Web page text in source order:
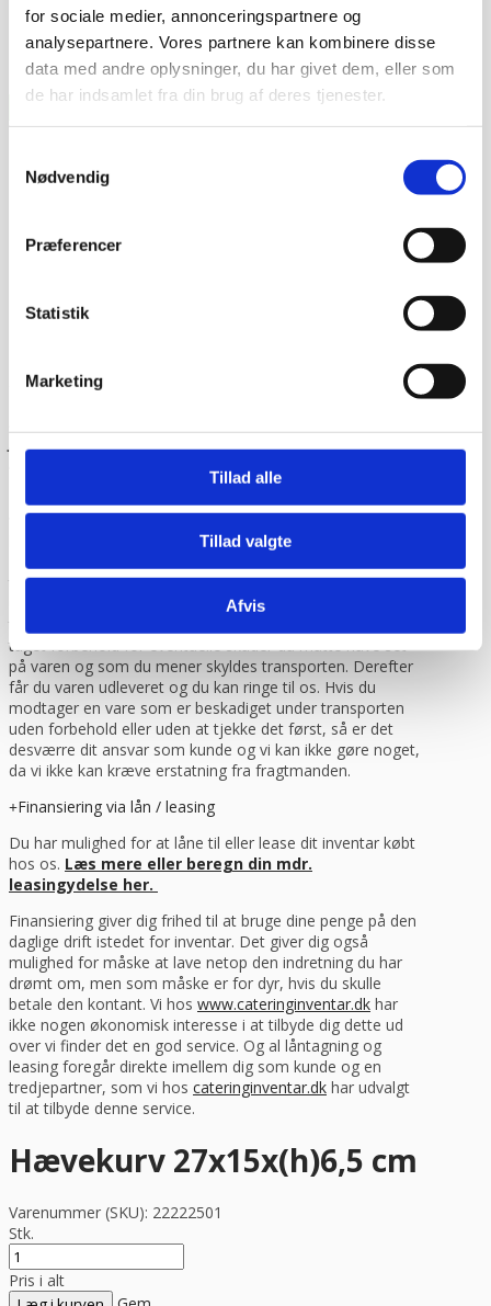
for sociale medier, annonceringspartnere og
analysepartnere. Vores partnere kan kombinere disse
data med andre oplysninger, du har givet dem, eller som
de har indsamlet fra din brug af deres tjenester.
Nødvendig
Præferencer
Statistik
Marketing
Tillad alle
Tillad valgte
Afvis
Dag-til-dag levering
Når du handler hoswww.cateringinventar.dkkan du enten
vælge at hente varen selv på vores lager i Ikast eller du
kan få varen sendt med Danske fragtmænd eller GLS.
Såfremt du ønsker at få varen tilsendt, skal du huske at
tjekke varen på pallen for eventuelle skader før du skriver
under for modtagelsen. Du kan eventuelt bede om at få
taget forbehold for eventuelle skader du måtte have set
på varen og som du mener skyldes transporten. Derefter
får du varen udleveret og du kan ringe til os. Hvis du
modtager en vare som er beskadiget under transporten
uden forbehold eller uden at tjekke det først, så er det
desværre dit ansvar som kunde og vi kan ikke gøre noget,
da vi ikke kan kræve erstatning fra fragtmanden.
Finansiering via lån / leasing
Du har mulighed for at låne til eller lease dit inventar købt
hos os. Læs mere eller beregn din mdr.
leasingydelse her.
Finansiering giver dig frihed til at bruge dine penge på den
daglige drift istedet for inventar. Det giver dig også
mulighed for måske at lave netop den indretning du har
drømt om, men som måske er for dyr, hvis du skulle
betale den kontant. Vi hos www.cateringinventar.dk har
ikke nogen økonomisk interesse i at tilbyde dig dette ud
over vi finder det en god service. Og al låntagning og
leasing foregår direkte imellem dig som kunde og en
tredjepartner, som vi hos cateringinventar.dk har udvalgt
til at tilbyde denne service.
Hævekurv 27x15x(h)6,5 cm
Varenummer (SKU): 22222501
Stk.
Pris i alt